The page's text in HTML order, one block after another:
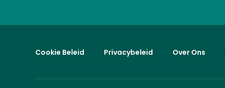
Cookie Beleid Privacybeleid Over Ons